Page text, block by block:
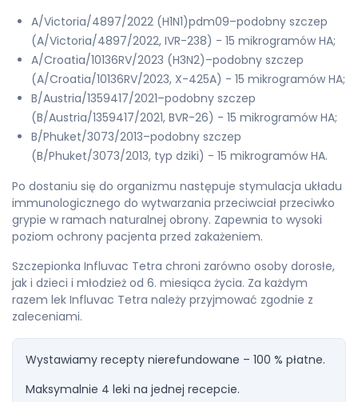
A/Victoria/4897/2022 (H1N1)pdm09–podobny szczep
(A/Victoria/4897/2022, IVR-238) - 15 mikrogramów HA;
A/Croatia/10136RV/2023 (H3N2)–podobny szczep
(A/Croatia/10136RV/2023, X-425A) - 15 mikrogramów HA;
B/Austria/1359417/2021–podobny szczep
(B/Austria/1359417/2021, BVR-26) - 15 mikrogramów HA;
B/Phuket/3073/2013–podobny szczep
(B/Phuket/3073/2013, typ dziki) - 15 mikrogramów HA.
Po dostaniu się do organizmu następuje stymulacja układu
immunologicznego do wytwarzania przeciwciał przeciwko
grypie w ramach naturalnej obrony. Zapewnia to wysoki
poziom ochrony pacjenta przed zakażeniem.
Szczepionka Influvac Tetra chroni zarówno osoby dorosłe,
jak i dzieci i młodzież od 6. miesiąca życia. Za każdym
razem lek Influvac Tetra należy przyjmować zgodnie z
zaleceniami.
Wystawiamy recepty nierefundowane – 100 % płatne.
Maksymalnie 4 leki na jednej recepcie.